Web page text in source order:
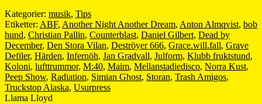
Kategorier: musik, Tips
Etiketter: ABF, Another Night Another Dream, Anton Almqvist, bob
hund, Christian Pallin, Counterblast, Daniel Gilbert, Dead by
December, Den Stora Vilan, Deströyer 666, Grace.will.fall, Grave
Defiler, Härden, Infernöh, Jan Gradvall, Julform, Klubb fruktstund,
Koloni, lufttrummor, M:40, Maim, Mellanstadiedisco, Norra Kust,
Peep Show, Radiation, Simian Ghost, Storan, Trash Amigos,
Truckstop Alaska, Usurpress
Llama Lloyd